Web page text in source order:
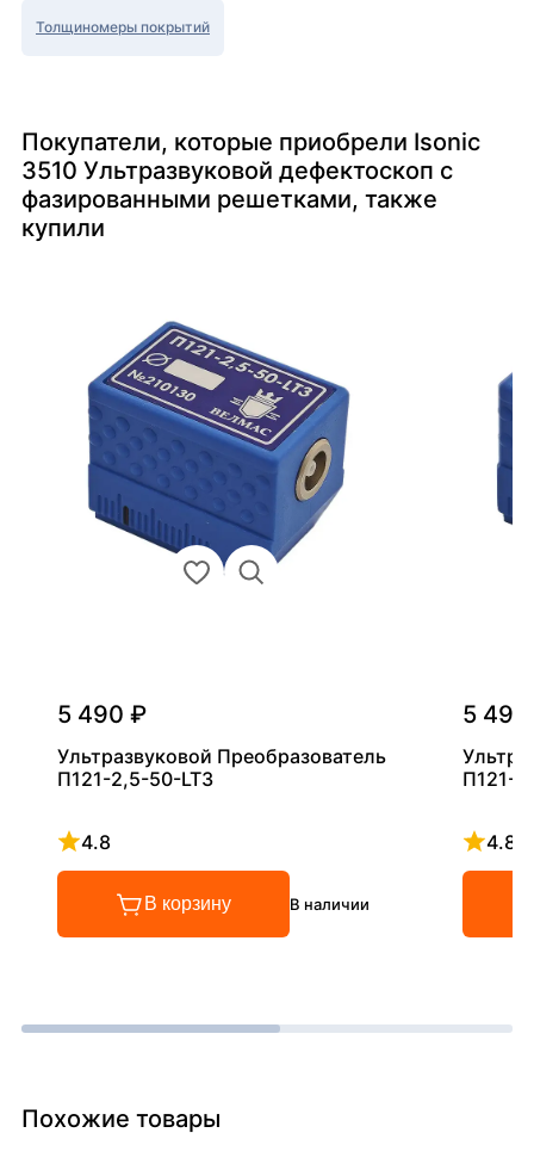
Толщиномеры покрытий
Покупатели, которые приобрели Isonic
3510 Ультразвуковой дефектоскоп с
фазированными решетками, также
купили
5 490 ₽
Ультразвуковой Преобразователь
П121-2,5-50-LT3
4.8
Рейтинг 4.8 из 5
В корзину В наличии
5
П121-
4.8
Похожие товары